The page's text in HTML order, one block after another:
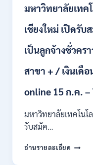
ปวท.
ป.ตรี
สาขา
/
เงิน
เดือน
/
ต้อง
ก
มหาวิทยาลัยเทค
เชียงใหม่ เปิดรับ
เป็นลูกจ้างชั่วคร
สาขา + / เงินเดื
online 15 ก.ค. –
มหาวิทยาลัยเทคโนโ
รับสมัค…
อ่านรายละเอียด มหาวิท